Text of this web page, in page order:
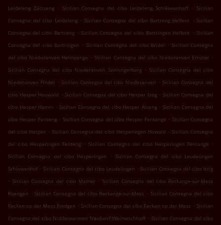
Leideleng Zéisseng . Sicilian Consegna del cibo Leideleng Schléiwenhaff . Sicilian
Consegna del cibo Leideleng . Sicilian Consegna del cibo Bartreng Helfent . Sicilian
Consegna del cibo Bartreng . Sicilian Consegna del cibo Bartringen Helfent . Sicilian
Consegna del cibo Bartringen . Sicilian Consegna del cibo Bridel . Sicilian Consegna
del cibo Niederanven Helmsange . Sicilian Consegna del cibo Niederanven Ernster .
Sicilian Consegna del cibo Niederanven Senningerberg
. Sicilian Consegna del cibo
Niederanven Findel . Sicilian Consegna del cibo Niederanven . Sicilian Consegna del
cibo Hesper Houwald . Sicilian Consegna del cibo Hesper Izeg . Sicilian Consegna del
cibo Hesper Hamm . Sicilian Consegna del cibo Hesper Alzeng . Sicilian Consegna del
cibo Hesper Fenteng . Sicilian Consegna del cibo Hesper Fentange . Sicilian Consegna
del cibo Hesper . Sicilian Consegna del cibo Hesperingen Howald . Sicilian Consegna
del cibo Hesperingen Fenteng . Sicilian Consegna del cibo Hesperingen Fentange
.
Sicilian Consegna del cibo Hesperingen
. Sicilian Consegna del cibo Leudelingen
Schlewenhof . Sicilian Consegna del cibo Leudelingen . Sicilian Consegna del cibo Itzig
. Sicilian Consegna del cibo Mamer . Sicilian Consegna del cibo Reckange-sur-Mess
Roedgen . Sicilian Consegna del cibo Reckange-sur-Mess . Sicilian Consegna del cibo
Recken op der Mess Riedgen . Sicilian Consegna del cibo Recken op der Mess . Sicilian
Consegna del cibo Nidderaanwen Neiduerf-Weimeschhaff . Sicilian Consegna del cibo